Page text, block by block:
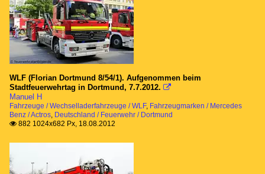
WLF (Florian Dortmund 8/54/1). Aufgenommen beim
Stadtfeuerwehrtag in Dortmund, 7.7.2012. 
Manuel H
Fahrzeuge / Wechselladerfahrzeuge / WLF, Fahrzeugmarken / Mercedes
Benz / Actros, Deutschland / Feuerwehr / Dortmund
 882 1024x682 Px, 18.08.2012